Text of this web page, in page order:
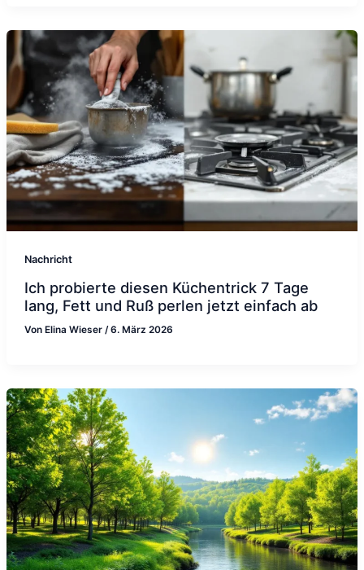
Nachricht
Ich probierte diesen Küchentrick 7 Tage
lang, Fett und Ruß perlen jetzt einfach ab
Von Elina Wieser /6. März 2026